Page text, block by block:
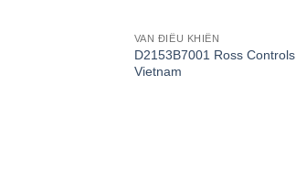
VAN ĐIỀU KHIỂN
D2153B7001 Ross Controls
Vietnam